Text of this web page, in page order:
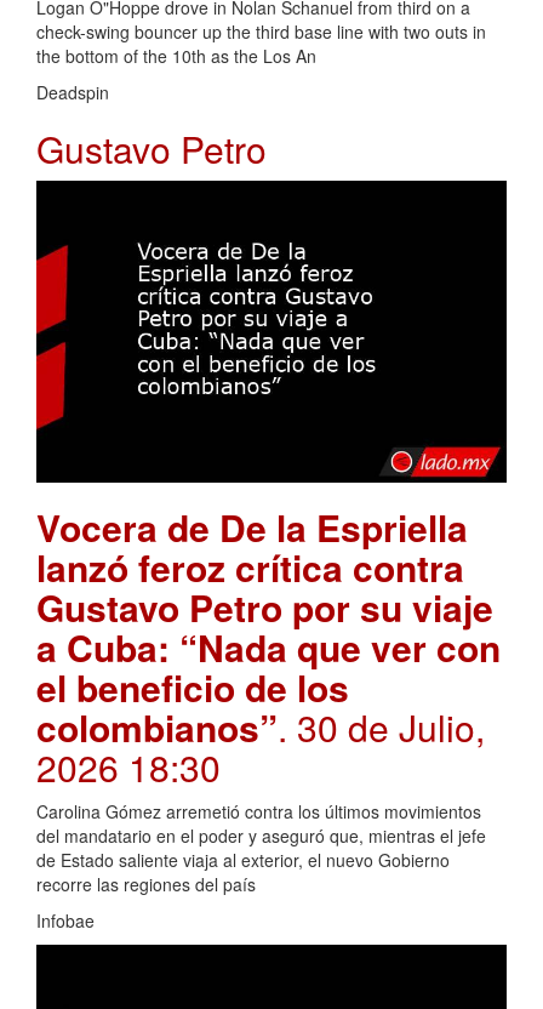
Logan O"Hoppe drove in Nolan Schanuel from third on a
check-swing bouncer up the third base line with two outs in
the bottom of the 10th as the Los An
Deadspin
Gustavo Petro
Vocera de De la Espriella
lanzó feroz crítica contra
Gustavo Petro por su viaje
a Cuba: “Nada que ver con
el beneficio de los
colombianos”. 30 de Julio,
2026 18:30
Carolina Gómez arremetió contra los últimos movimientos
del mandatario en el poder y aseguró que, mientras el jefe
de Estado saliente viaja al exterior, el nuevo Gobierno
recorre las regiones del país
Infobae